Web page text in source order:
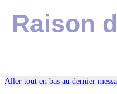
Raison
Aller tout en bas au dernier